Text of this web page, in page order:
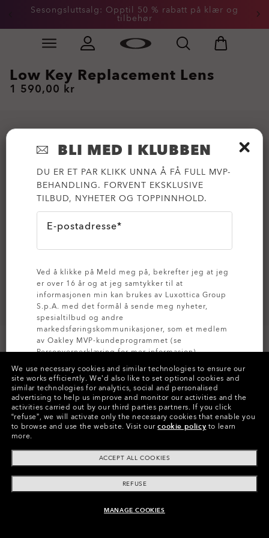
Skip to
Sesongsluttsalg: Opptil 50 % rabatt på klær og
tilbehør
Slide 2 of 3. Sesongsluttsalg: Opptil 50 % rabatt på
LEGG I HANDLEVOGN
Low Key Replacement Lens
1 590,00 kr
Farge: Prizm Rose Gold PolarizedBrilleglass
Betal over tid
We use necessary cookies and similar technologies to ensure our
site works efficiently. We’d also like to set optional cookies and
similar technologies for analytics, social and personalised
advertising to help us improve and monitor our activities and the
activities carried out by our third parties partners. If you click
“refuse”, we will activate only the necessary cookies that enable you
to browse and use the website. Visit ourcookie policy to learn
more.
ACCEPT ALL COOKIES
REFUSE
MANAGE COOKIES
BLI MED I KLUBBEN
DU ER ET PAR KLIKK UNNA Å FÅ FULL MVP-
BEHANDLING. FORVENT EKSKLUSIVE
TILBUD, NYHETER OG TOPPINNHOLD.
E-postadresse*
Ved å klikke på Meld meg på, bekrefter jeg at jeg
er over 16 år og at jeg samtykker til at
informasjonen min kan brukes av Luxottica Group
S.p.A. med det formål å sende meg nyheter,
spesialtilbud og andre
markedsføringskommunikasjoner, som et medlem
av Oakley MVP-kundeprogrammet (se
Personvernerklæringfor mer informasjon).
MELD DEG PÅ